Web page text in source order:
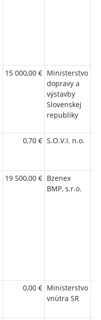
15 000,00 € Ministerstvo
dopravy a
výstavby
Slovenskej
republiky
0,70 € S.O.V.I. n.o.
19 500,00 € Bzenex
BMP, s.r.o.
0,00 € Ministerstvo
vnútra SR